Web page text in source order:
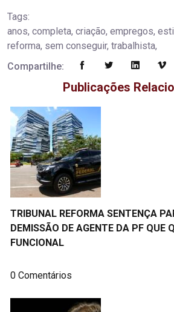
Tags:
anos, completa, criação, empregos,
reforma, sem conseguir, trabalhista,
Compartilhe:
Publicações
TRIBUNAL REFORMA SENTENÇA
DEMISSÃO DE AGENTE DA PF QUE
FUNCIONAL
0 Comentários